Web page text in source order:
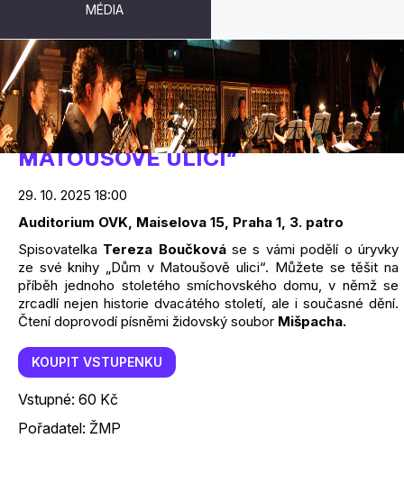
MÉDIA
AUTORSKÉ ČTENÍ KNIHY „DŮM V
MATOUŠOVĚ ULICI“
29. 10. 2025 18:00
Auditorium OVK, Maiselova 15, Praha 1, 3. patro
Spisovatelka Tereza Boučkováse s vámi podělí o úryvky
ze své knihy „Dům v Matoušově ulici“. Můžete se těšit na
příběh jednoho stoletého smíchovského domu, v němž se
zrcadlí nejen historie dvacátého století, ale i současné dění.
Čtení doprovodí písněmi židovský soubor Mišpacha.
KOUPIT VSTUPENKU
Vstupné: 60 Kč
Pořadatel: ŽMP